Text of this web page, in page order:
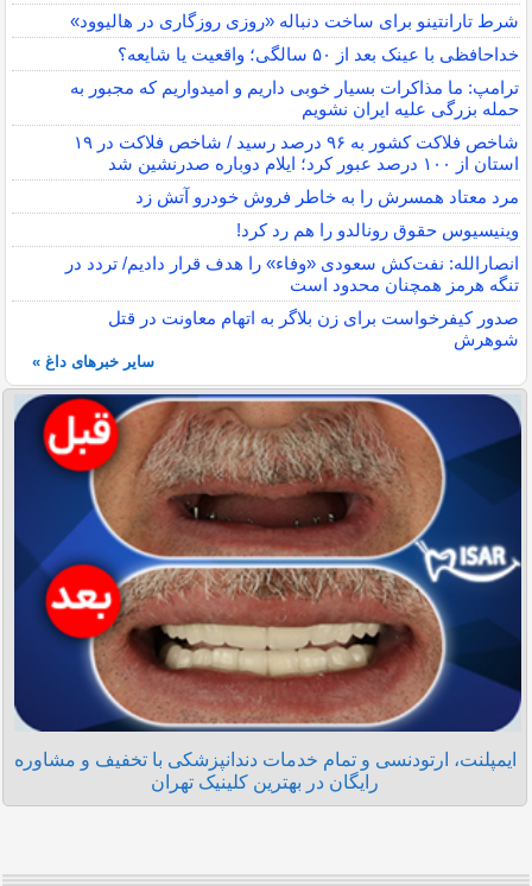
شرط تارانتینو برای ساخت دنباله «روزی روزگاری در هالیوود»
خداحافظی با عینک بعد از ۵۰ سالگی؛ واقعیت یا شایعه؟
ترامپ: ما مذاکرات بسیار خوبی داریم و امیدواریم که مجبور به
حمله بزرگی علیه ایران نشویم
شاخص فلاکت کشور به ۹۶ درصد رسید / شاخص فلاکت در ۱۹
استان از ۱۰۰ درصد عبور کرد؛ ایلام دوباره صدرنشین شد
مرد معتاد همسرش را به خاطر فروش خودرو آتش زد
وینیسیوس حقوق رونالدو را هم رد کرد!
انصارالله: نفت‌کش سعودی «وفاء» را هدف قرار دادیم/ تردد در
تنگه هرمز همچنان محدود است
صدور کیفرخواست برای زن بلاگر به اتهام معاونت در قتل
شوهرش
سایر خبرهای داغ »
ایمپلنت، ارتودنسی و تمام خدمات دندانپزشکی با تخفیف و مشاوره
رایگان در بهترین کلینیک تهران